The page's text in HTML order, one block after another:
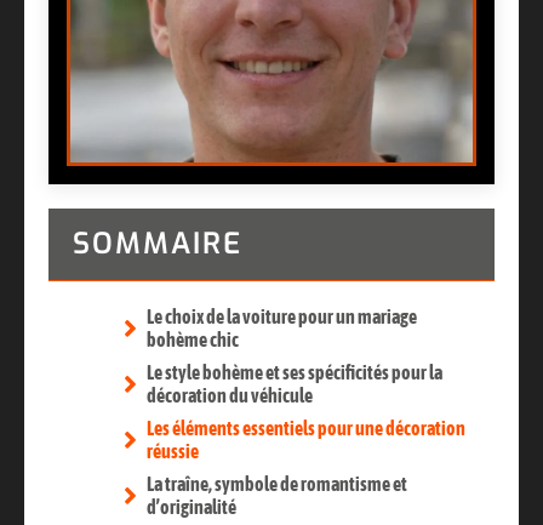
SOMMAIRE
Le choix de la voiture pour un mariage
bohème chic
Le style bohème et ses spécificités pour la
décoration du véhicule
Les éléments essentiels pour une décoration
réussie
La traîne, symbole de romantisme et
d’originalité